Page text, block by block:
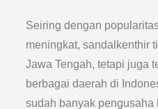
Seiring dengan
meningkat, sandalkenthir
Jawa Tengah, tetapi juga
berbagai daerah di
sudah banyak pengusaha